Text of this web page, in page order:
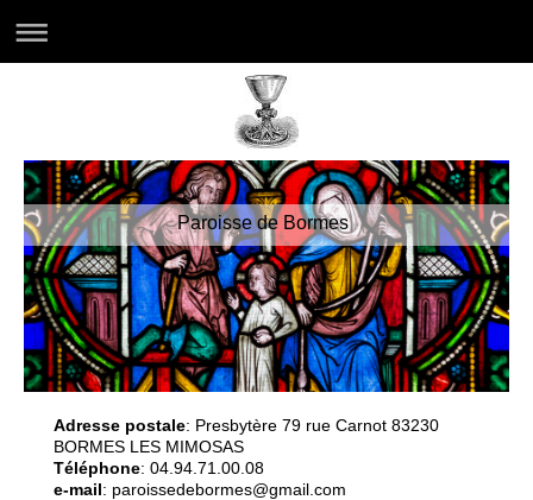
Paroisse de Bormes
Adresse postale: Presbytère 79 rue Carnot 83230
BORMES LES MIMOSAS
Téléphone: 04.94.71.00.08
e-mail: paroissedebormes@gmail.com